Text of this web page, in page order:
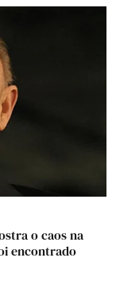
o caos na
encontrado